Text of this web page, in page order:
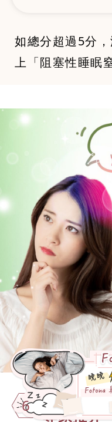
如總分超過5分
上「阻塞性睡眠
6
5種睡眠
專家推介